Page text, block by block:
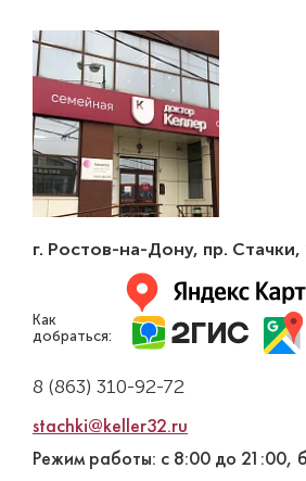
г. Ростов-на-Дону, пр. Стачки,
Как
добраться:
8 (863) 310-92-72
stachki@keller32.ru
Режим работы: с 8:00 до 21:00,